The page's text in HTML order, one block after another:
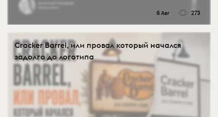
6 Авг 273
Cracker Barrel, или провал который начался
задолго до логотипа